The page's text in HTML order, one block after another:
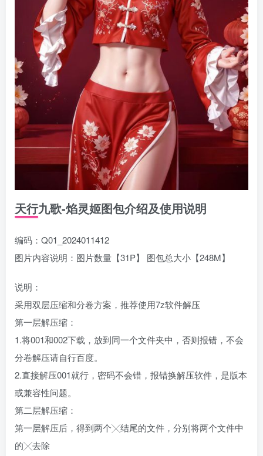
天行九歌-焰灵姬图包介绍及使用说明
编码：Q01_2024011412
图片内容说明：图片数量【31P】 图包总大小【248M】
说明：
采用双层压缩和分卷方案，推荐使用7z软件解压
第一层解压缩：
1.将001和002下载，放到同一个文件夹中，否则报错，不会
分卷解压请自行百度。
2.直接解压001就行，密码不会错，报错换解压软件，是版本
或兼容性问题。
第二层解压缩：
第一层解压后，得到两个╳结尾的文件，分别将两个文件中
的╳去除